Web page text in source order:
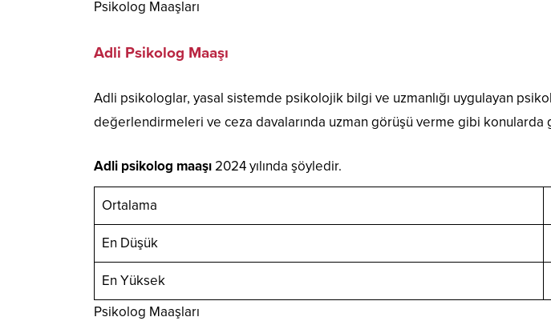
Psikolog Maaşları
Adli Psikolog Maaşı
Adli psikologlar, yasal sistemde psikolojik bilgi ve uzmanlığı uygulayan
değerlendirmeleri ve ceza davalarında uzman görüşü verme gibi konularda
Adli psikolog maaşı 2024 yılında şöyledir.
Ortalama
En Düşük
En Yüksek
Psikolog Maaşları